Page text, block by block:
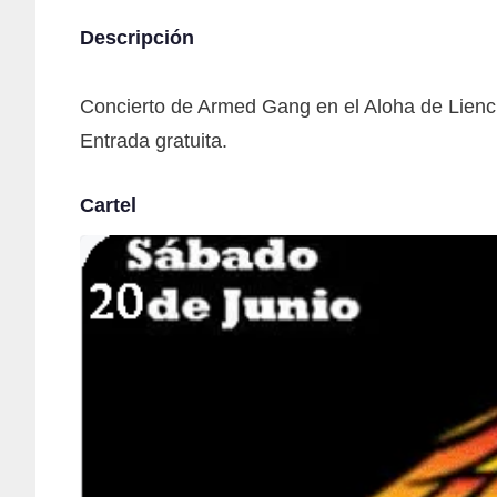
Descripción
Concierto de Armed Gang en el Aloha de
Entrada gratuita.
Cartel